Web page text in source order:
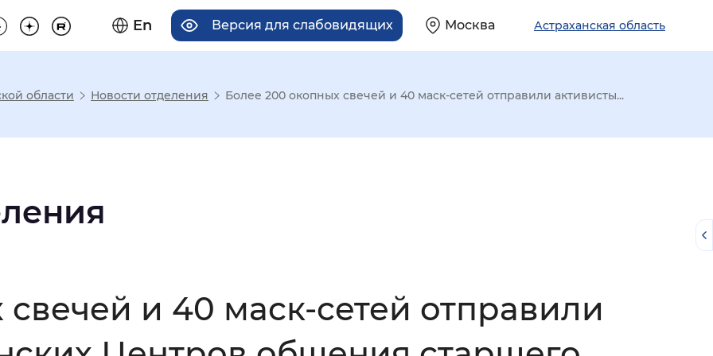
En Версия для слабовидящих Москва Астраханская область
отображения
Увеличенный Большой
области Новости отделения Более 200 окопных свечей и 40 маск-сетей отправили активисты...
и 40 маск-сетей отправили